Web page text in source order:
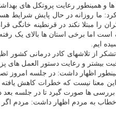
و همینطور رعایت پروتکل های
ما روزانه در حال پایش شرایط
ایم.
از تلاشهای کادر درمانی کشور
بیشتر و رعایت دستور العمل های
این معنا نیست که خطرات کاهش
بررسی ها صورت گیرد تا در جلسه
خطاب به مردم اظهار داشت: مردم